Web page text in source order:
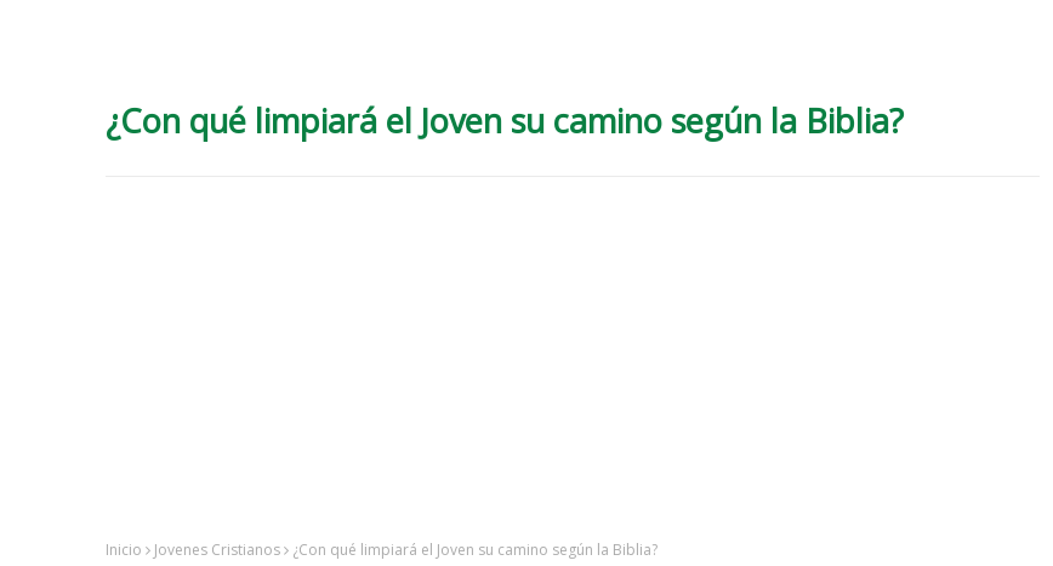
¿Con qué limpiará el Joven su camino según la Biblia?
Inicio Jovenes Cristianos ¿Con qué limpiará el Joven su camino según la Biblia?